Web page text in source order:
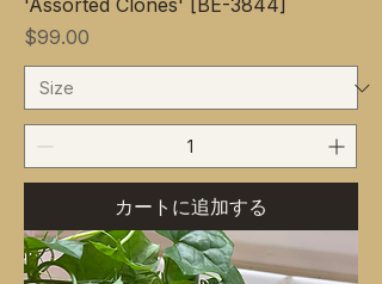
'Assorted Clones' [BE-3844]
価格
$99.00
カートに追加する